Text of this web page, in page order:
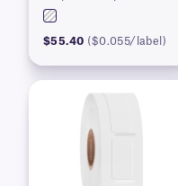
$55.40 ($0.055/label)